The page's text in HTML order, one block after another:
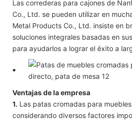
Las correderas para cajones de
Co., Ltd. se pueden utilizar en
Metal Products Co., Ltd. insiste en
soluciones integrales basadas en
para ayudarlos a lograr el éxito a
Ventajas de la empresa
1. Las patas cromadas para
considerando diversos factores